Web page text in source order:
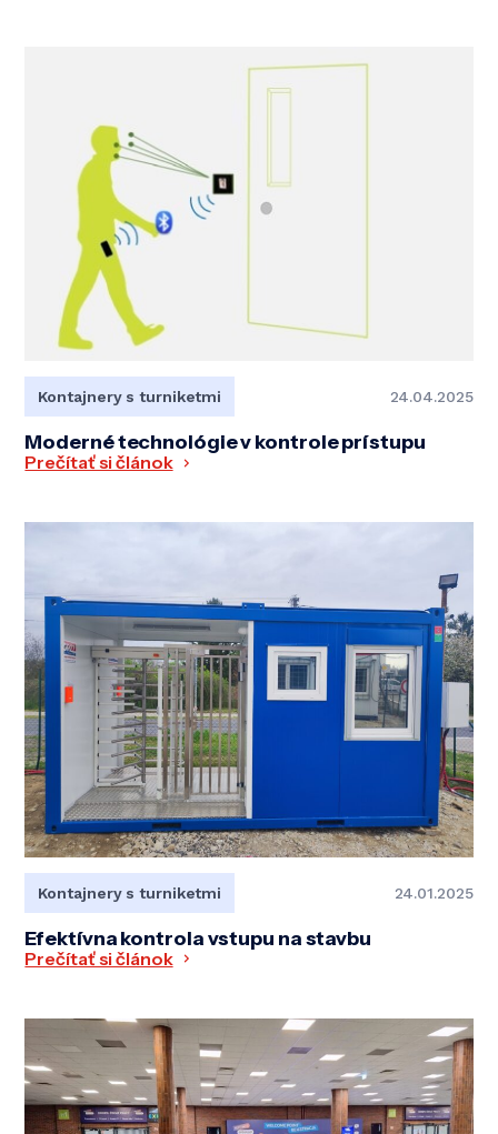
Kontajnery s turniketmi 24.04.2025
Moderné technológie v kontrole prístupu
Prečítať si článok
Kontajnery s turniketmi 24.01.2025
Efektívna kontrola vstupu na stavbu
Prečítať si článok